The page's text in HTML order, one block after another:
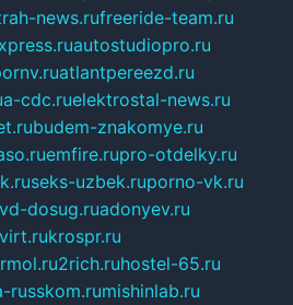
news.rufreeride-team.ru
autostudiopro.ru
atlantpereezd.ru
a-cdc.ruelektrostal-news.ru
budem-znakomye.ru
emfire.rupro-otdelky.ru
seks-uzbek.ruporno-vk.ru
vd-dosug.ruadonyev.ru
krospr.ru
2rich.ruhostel-65.ru
russkom.rumishinlab.ru